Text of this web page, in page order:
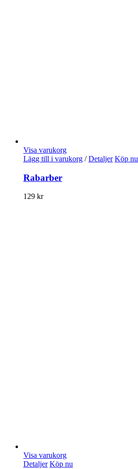
Visa varukorg
Lägg till i varukorg / Detaljer Köp nu
Rabarber
129 kr
Visa varukorg
Detaljer Köp nu